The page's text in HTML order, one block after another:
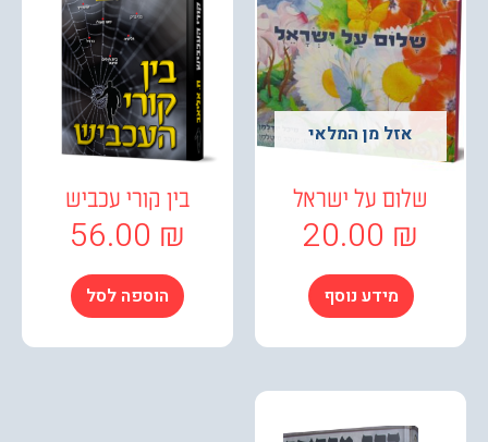
אזל מן המלאי
שלום על ישראל
20.00
מידע נוסף
בין קורי עכביש
56.00
הוספה לסל